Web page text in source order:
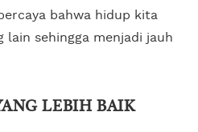
bahwa hidup kita
lain sehingga menjadi jauh
LEBIH BAIK